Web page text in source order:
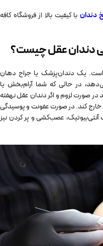
دندان با کیفیت بالا از فروشگاه کافه
دندان عقل چیست؟
یک دندان‌پزشک یا جراح دهان
در حالی ‌که شما آرام‌بخش یا
در صورت لزوم و اگر دندان عقل نهفته
خارج کند. در صورت عفونت و پوسیدگی
عصب‌کشی و پر کردن نیز